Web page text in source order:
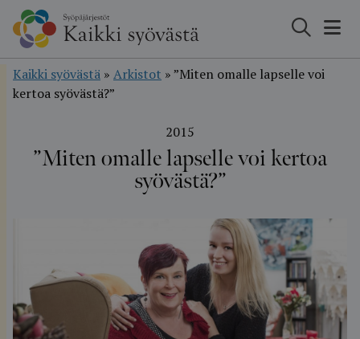
Hyppää
sisältöön
Kaikki syövästä » Arkistot »”Miten omalle lapselle voi
kertoa syövästä?”
2015
”Miten omalle lapselle voi kertoa
syövästä?”